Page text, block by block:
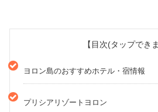
【目次(タップでき
ヨロン島のおすすめホテル・宿情報
プリシアリゾートヨロン